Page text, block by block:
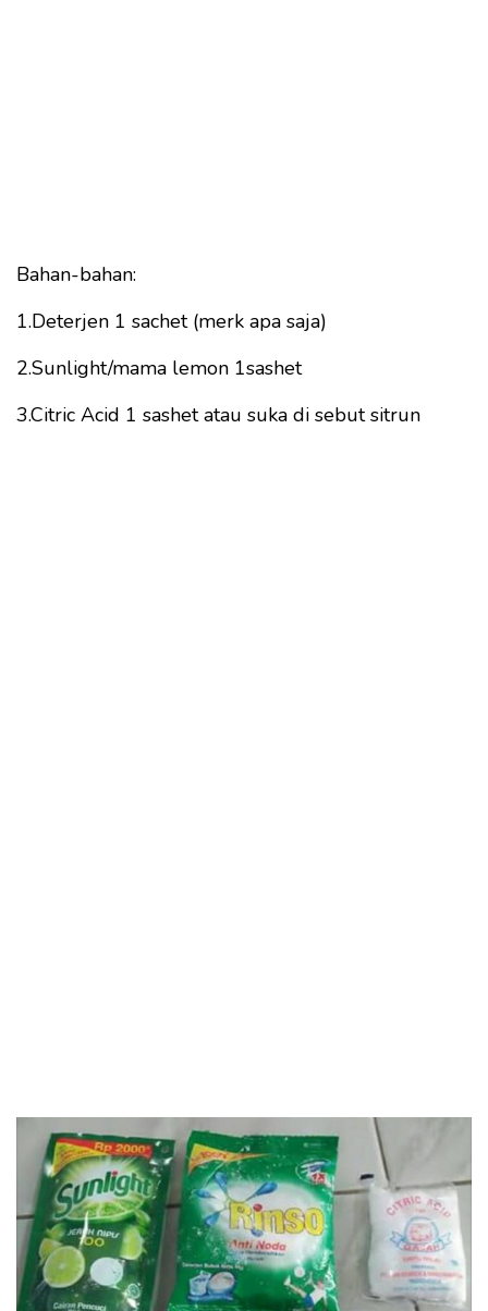
Bahan-bahan:
1.Deterjen 1 sachet (merk apa saja)
2.Sunlight/mama lemon 1sashet
3.Citric Acid 1 sashet atau suka di sebut sitrun